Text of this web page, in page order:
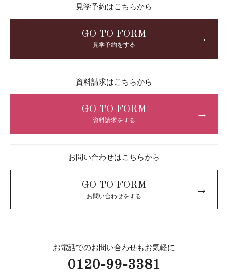
見学予約はこちらから
GO TO FORM
見学予約をする
→
資料請求はこちらから
GO TO FORM
資料請求をする
→
お問い合わせはこちらから
GO TO FORM
お問い合わせをする
→
お電話でのお問い合わせもお気軽に
0120-99-3381